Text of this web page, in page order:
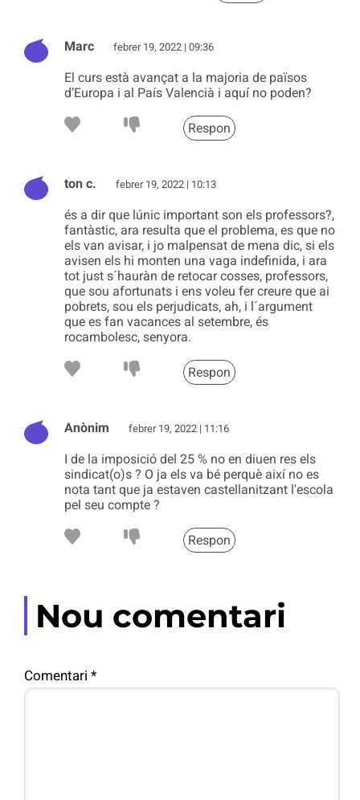
Marc febrer 19, 2022 | 09:36
El curs està avançat a la majoria de països
d’Europa i al País Valencià i aquí no poden?
Respon
ton c. febrer 19, 2022 | 10:13
és a dir que lúnic important son els professors?,
fantàstic, ara resulta que el problema, es que no
els van avisar, i jo malpensat de mena dic, si els
avisen els hi monten una vaga indefinida, i ara
tot just s´hauràn de retocar cosses, professors,
que sou afortunats i ens voleu fer creure que ai
pobrets, sou els perjudicats, ah, i l´argument
que es fan vacances al setembre, és
rocambolesc, senyora.
Respon
Anònim febrer 19, 2022 | 11:16
I de la imposició del 25 % no en diuen res els
sindicat(o)s ? O ja els va bé perquè així no es
nota tant que ja estaven castellanitzant l'escola
pel seu compte ?
Respon
Nou comentari
Comentari *